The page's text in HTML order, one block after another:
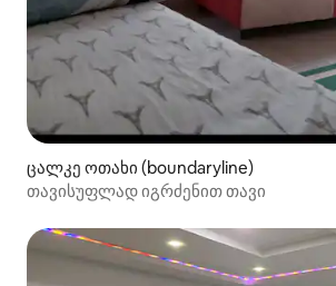
ცალკე ოთახი (boundaryline)
თავისუფლად იგრძენით თავი